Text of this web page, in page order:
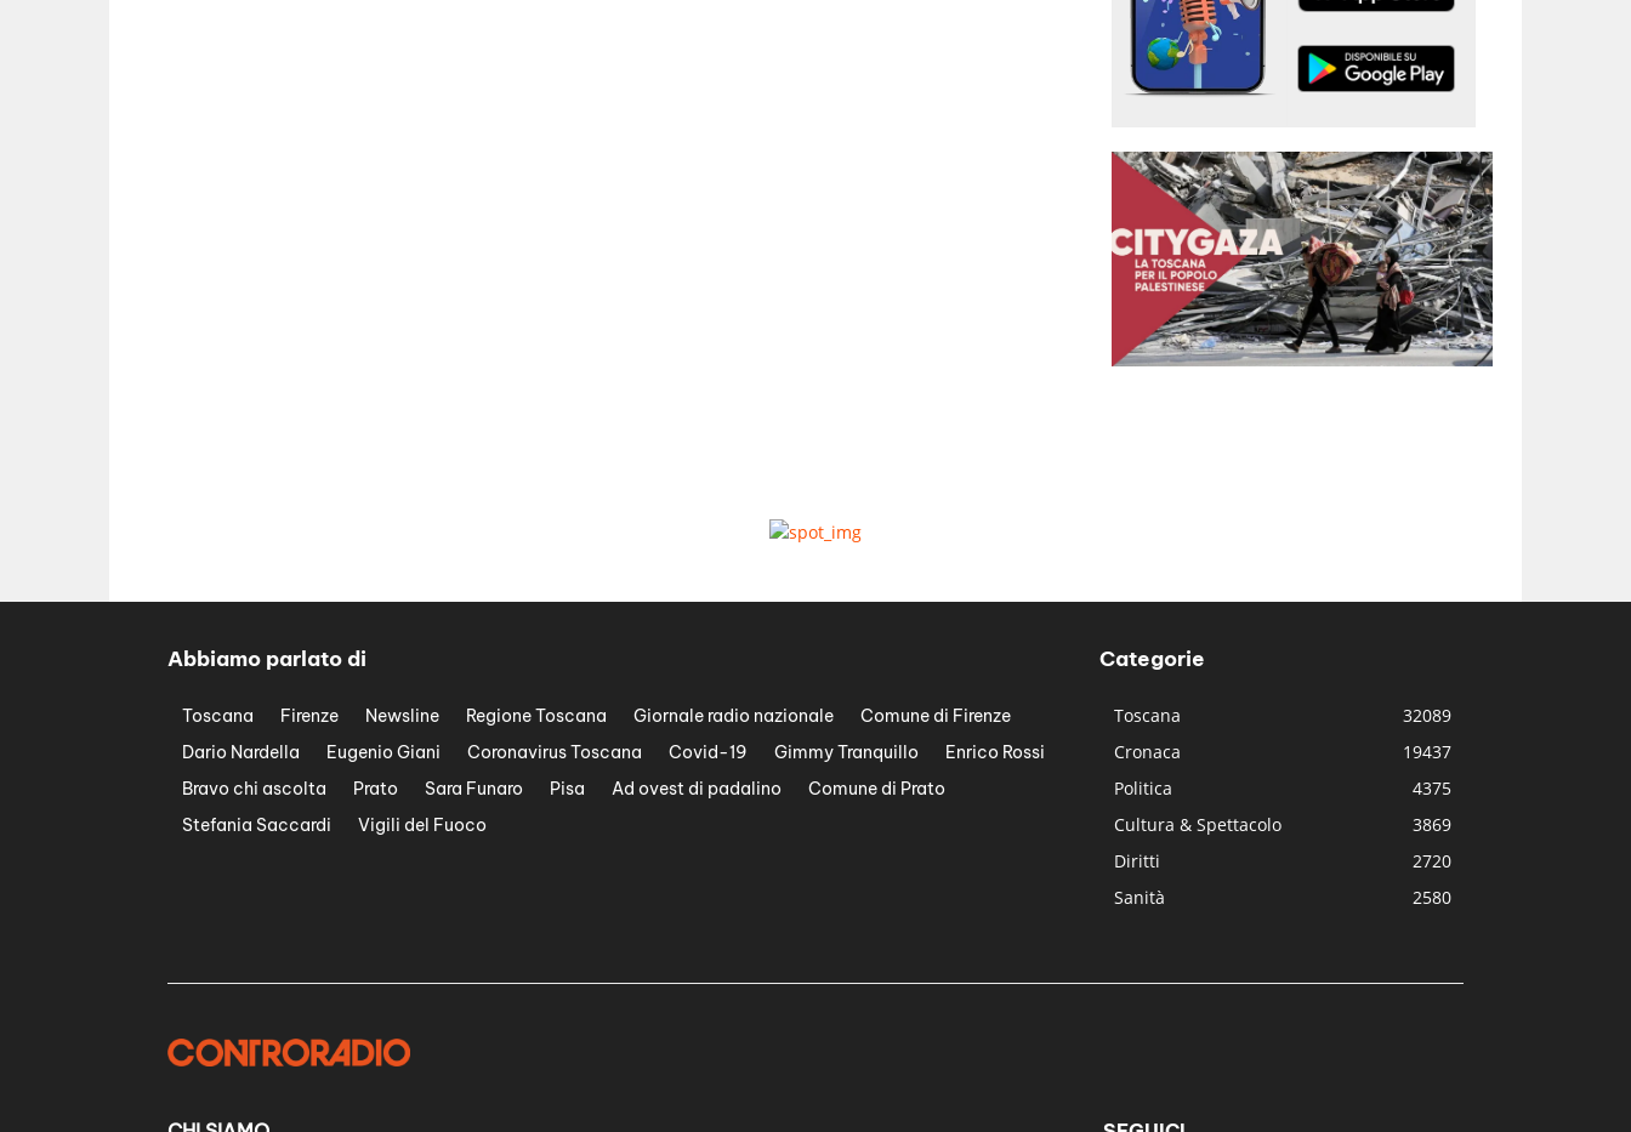
Abbiamo parlato di
Toscana Firenze Newsline Regione Toscana Giornale radio nazionale
Comune di Firenze
Dario Nardella
Eugenio Giani Coronavirus Toscana Covid-19 Gimmy Tranquillo
Enrico Rossi
Bravo chi ascolta
Prato Sara Funaro Pisa Ad ovest di padalino
Comune di Prato
Stefania Saccardi
Vigili del Fuoco
Categorie
Toscana
32089
Cronaca
19437
Politica
4375
Cultura & Spettacolo
3869
Diritti
2720
Sanità
2580